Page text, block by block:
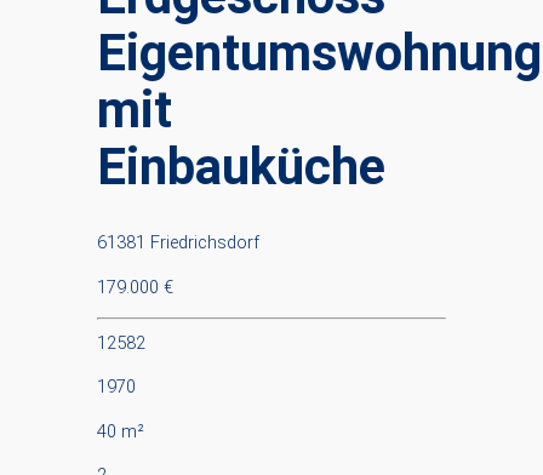
Eigentumswohnung
mit
Einbauküche
61381 Friedrichsdorf
179.000 €
12582
1970
40 m²